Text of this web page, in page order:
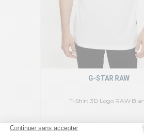
T-Shirt 3D Logo RAW
G-STAR RAW